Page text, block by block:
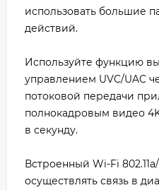
использовать большие
действий.
Используйте функцию
управлением UVC/UAC
потоковой передачи
полнокадровым видео
в секунду.
Встроенный Wi-Fi
осуществлять связь в